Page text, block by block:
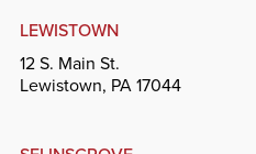
LEWISTOWN
12 S. Main St.
Lewistown, PA 17044